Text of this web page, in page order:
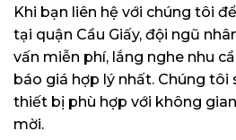
Khi bạn liên hệ với chúng tôi
tại quận Cầu Giấy, đội ngũ
vấn miễn phí, lắng nghe nhu
báo giá hợp lý nhất. Chúng tôi
thiết bị phù hợp với không
mời.